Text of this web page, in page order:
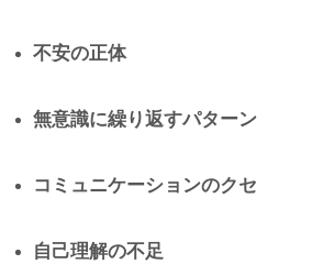
不安の正体
無意識に繰り返すパターン
コミュニケーションのクセ
自己理解の不足